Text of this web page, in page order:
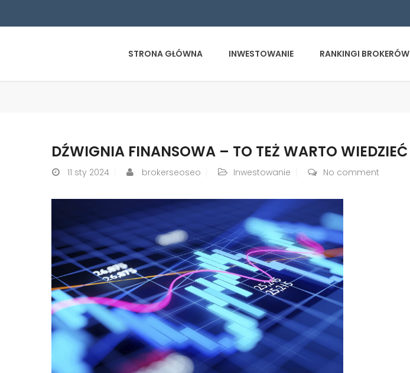
STRONA GŁÓWNA INWESTOWANIE RANKINGI BROKERÓW
DŹWIGNIA FINANSOWA – TO TEŻ WARTO WIEDZIEĆ
11 sty 2024 brokerseoseo Inwestowanie No comment